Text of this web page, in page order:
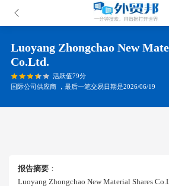
Luoyang Zhongchao New
Co.ltd.
活跃值79分
国际公司供应商 ，最后一笔交易日期是2026/06/19
报告摘要 ：
Luoyang Zhongchao New Material Shares